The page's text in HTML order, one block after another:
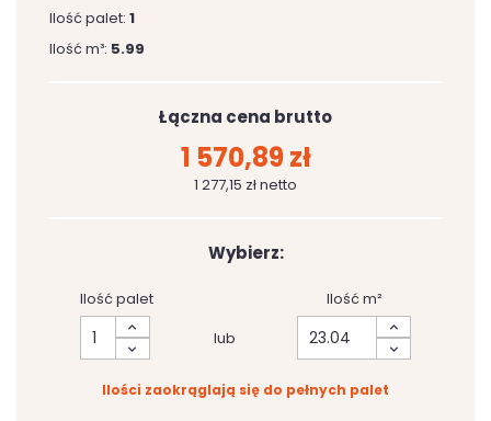
Ilość palet: 1
Ilość m³: 5.99
Łączna cena brutto
1 570,89 zł
1 277,15 zł netto
Wybierz:
Ilość palet
lub
Ilość m²
Ilości zaokrąglają się do pełnych palet